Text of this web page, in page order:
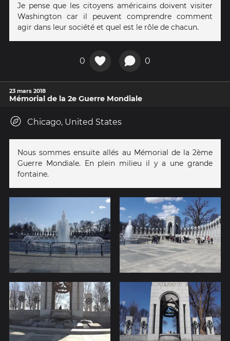
Je pense que les citoyens américains doivent visiter
Washington car il peuvent comprendre comment
agir dans leur société et quel est le rôle de chacun.
0 0
23 mars 2018
Mémorial de la 2e Guerre Mondiale
Chicago, United States
Nous sommes ensuite allés au Mémorial de la 2ème
Guerre Mondiale. En plein milieu il y a une grande
fontaine.